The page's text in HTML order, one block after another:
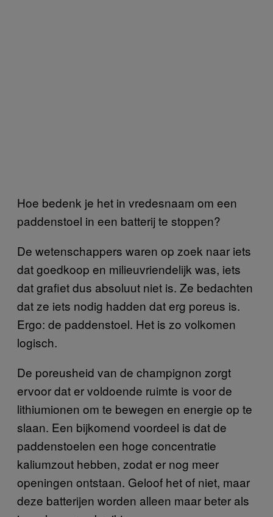
Hoe bedenk je het in vredesnaam om een
paddenstoel in een batterij te stoppen?
De wetenschappers waren op zoek naar iets
dat goedkoop en milieuvriendelijk was, iets
dat grafiet dus absoluut niet is. Ze bedachten
dat ze iets nodig hadden dat erg poreus is.
Ergo: de paddenstoel. Het is zo volkomen
logisch.
De poreusheid van de champignon zorgt
ervoor dat er voldoende ruimte is voor de
lithiumionen om te bewegen en energie op te
slaan. Een bijkomend voordeel is dat de
paddenstoelen een hoge concentratie
kaliumzout hebben, zodat er nog meer
openingen ontstaan. Geloof het of niet, maar
deze batterijen worden alleen maar beter als